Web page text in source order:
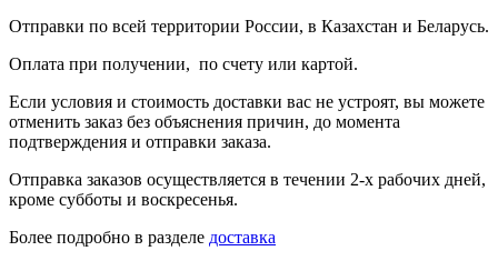
Отправки по всей территории России, в Казахстан и Беларусь.
Оплата при получении, по счету или картой.
Если условия и стоимость доставки вас не устроят, вы можете
отменить заказ без объяснения причин, до момента
подтверждения и отправки заказа.
Отправка заказов осуществляется в течении 2-х рабочих дней,
кроме субботы и воскресенья.
Более подробно в разделе доставка